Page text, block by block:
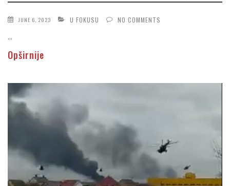
JUNE 6, 2023 U FOKUSU NO COMMENTS
...
Opširnije